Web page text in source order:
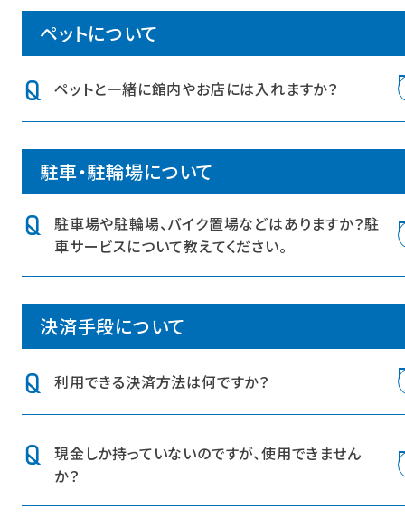
物をなくされた、あるいは拾われた方は、防災センター
（℡.045-225-9811
※各店舗内での落し物は店舗従業員にお渡しください
ペットについて
ペットと一緒に館内やお店には入れますか？
広場空間および一部飲食店のテラス席についてはペットご
同伴でご利用いただけます。
館内および店内へのペットのご同伴は、原則ご遠慮いただ
いております。その他店舗への入店は各店舗にお尋ねくだ
さい。
盲導犬、聴導犬、介助犬につきましては、ご入館いただけま
す。
ホテルのペットご同伴については
駐車・駐輪場について
駐車場や駐輪場、バイク置場などはありますか？駐
車サービスについて教えてください。
ございます。詳しくはこちらをご覧ください。
決済手段について
利用できる決済方法は何ですか？
商業エリアでは こちら
のキャッシュレス決済等がご利用い
ただけます。
※スタジアム横バル街は現金でお支払いいただけません
ので、ご注意ください。
現金しか持っていないのですが、使用できません
か？